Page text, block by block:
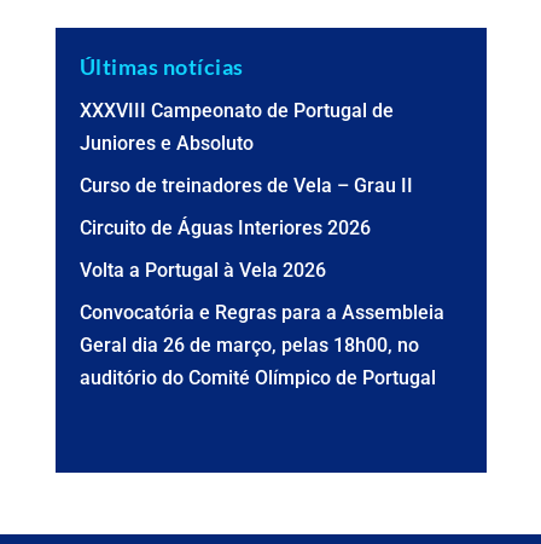
Últimas notícias
XXXVIII Campeonato de Portugal de
Juniores e Absoluto
Curso de treinadores de Vela – Grau II
Circuito de Águas Interiores 2026
Volta a Portugal à Vela 2026
Convocatória e Regras para a Assembleia
Geral dia 26 de março, pelas 18h00, no
auditório do Comité Olímpico de Portugal